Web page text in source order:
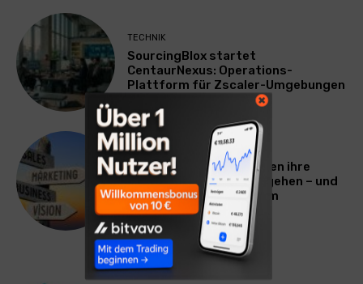
TECHNIK
SourcingBlox startet
CentaurNexus: Operations-
Plattform für Zscaler-Umgebungen
WERBUNG & MARKETING
Warum viele Unternehmen ihre
Vermarktung falsch angehen – und
warum das ihr Wachstum
ausbremst
WIRTSCHAFT